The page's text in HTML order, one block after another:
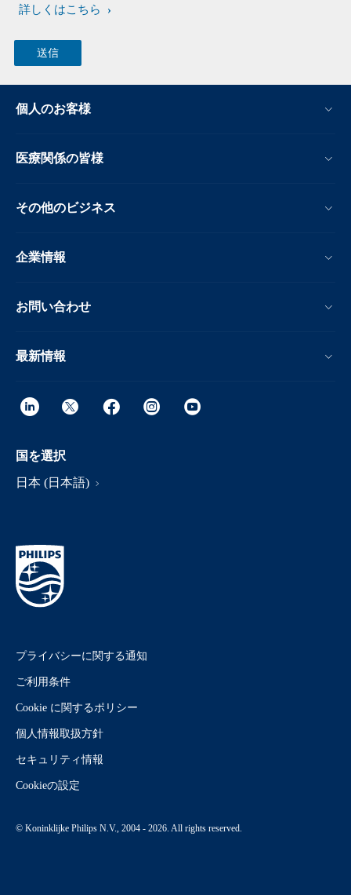
詳しくはこちら
個人のお客様
医療関係の皆様
その他のビジネス
企業情報
お問い合わせ
最新情報
国を選択
日本 (日本語)
プライバシーに関する通知
ご利用条件
Cookie に関するポリシー
個人情報取扱方針
セキュリティ情報
Cookieの設定
© Koninklijke Philips N.V., 2004 - 2026. All rights reserved.